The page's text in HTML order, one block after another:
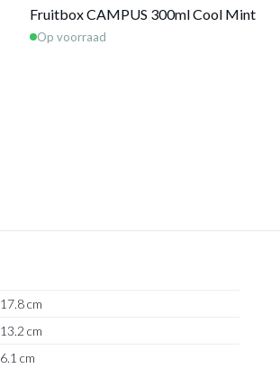
Fruitbox CAMPUS 300ml Cool Mint
Op voorraad
17.8 cm
13.2 cm
6.1 cm